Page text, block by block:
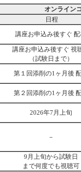
オンライン
日程
講座お申込み後すぐ
講座お申込み後すぐ 視
（試験日まで）
第１回添削の1ヶ月後
第２回添削の1ヶ月後
2026年7月上旬
－
9月上旬から試験日
まで何度でも視聴可